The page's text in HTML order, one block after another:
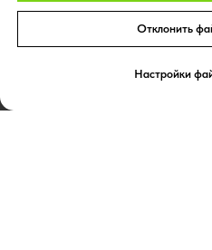
Портфолио
Отклонить
Настройки